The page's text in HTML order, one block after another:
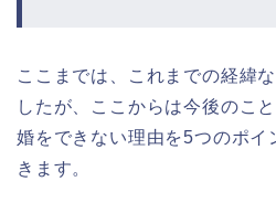
ここまでは、これまでの経緯
したが、ここからは今後のこ
婚をできない理由を5つのポイ
きます。